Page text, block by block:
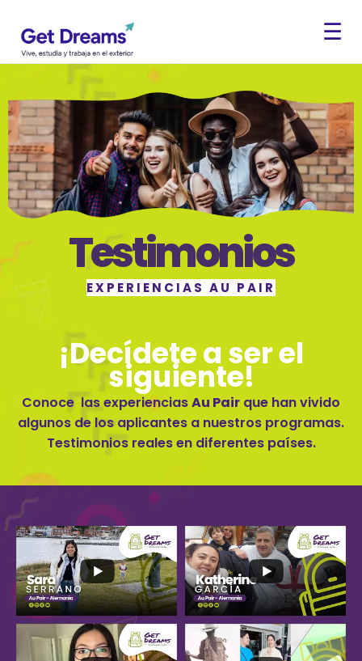
☰
Testimonios
EXPERIENCIAS AU PAIR
¡Decídete a ser el
siguiente!
Conoce las experienciasAu Pair que han vivido
algunos de los aplicantes a nuestros programas.
Testimonios reales en diferentes países.